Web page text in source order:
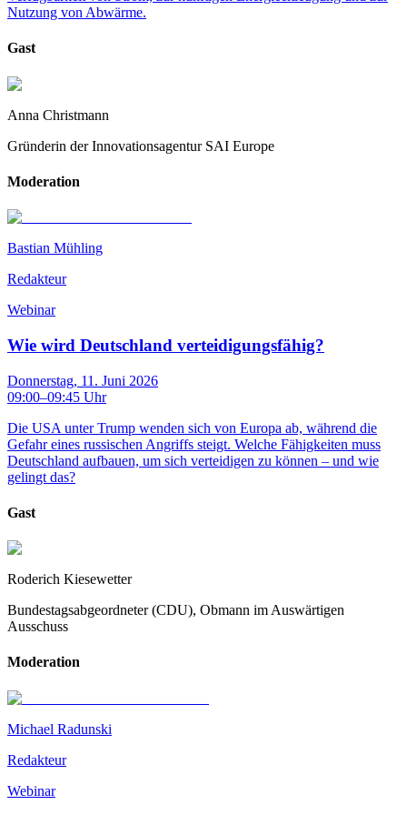
Nutzung von Abwärme.
Gast
Anna Christmann
Gründerin der Innovationsagentur SAI Europe
Moderation
Bastian Mühling
Redakteur
Webinar
Wie wird Deutschland verteidigungsfähig?
Donnerstag, 11. Juni 2026
09:00–09:45 Uhr
Die USA unter Trump wenden sich von Europa ab, während die
Gefahr eines russischen Angriffs steigt. Welche Fähigkeiten muss
Deutschland aufbauen, um sich verteidigen zu können – und wie
gelingt das?
Gast
Roderich Kiesewetter
Bundestagsabgeordneter (CDU), Obmann im Auswärtigen
Ausschuss
Moderation
Michael Radunski
Redakteur
Webinar